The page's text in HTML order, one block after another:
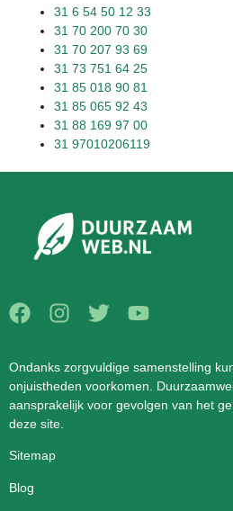
31 6 54 50 12 33
31 70 200 70 30
31 70 207 93 69
31 73 751 64 25
31 85 018 90 81
31 85 065 92 43
31 88 169 97 00
31 97010206119
Ondanks zorgvuldige samenstelling
onjuistheden voorkomen.
aansprakelijk voor gevolgen van het
deze site.
Sitemap
Blog